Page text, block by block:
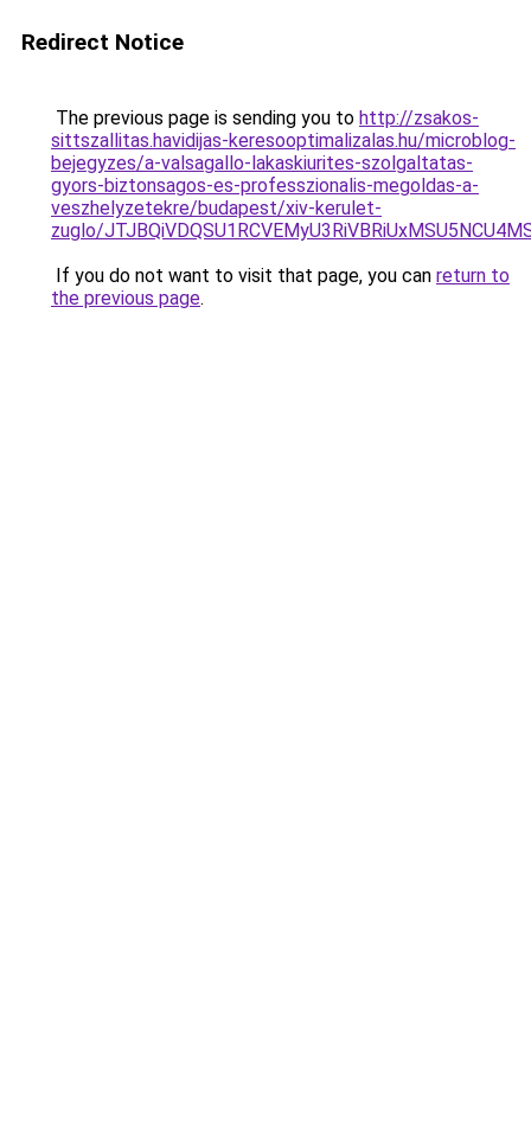
Redirect Notice
The previous page is sending you to http://zsakos-
sittszallitas.havidijas-keresooptimalizalas.hu/microblog-
bejegyzes/a-valsagallo-lakaskiurites-szolgaltatas-
gyors-biztonsagos-es-professzionalis-megoldas-a-
veszhelyzetekre/budapest/xiv-kerulet-
zuglo/
If you do not want to visit that page, you can return to
the previous page.